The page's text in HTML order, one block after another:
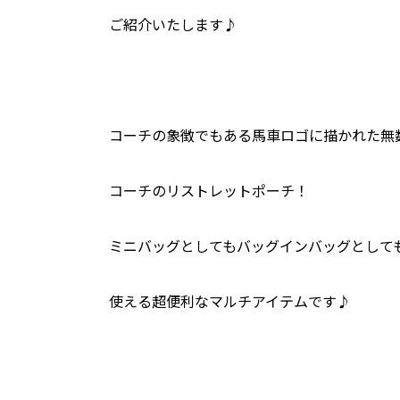
ご紹介いたします♪
コーチの象徴でもある馬車ロゴに描かれた
コーチのリストレットポーチ！
ミニバッグとしてもバッグインバッグとして
使える超便利なマルチアイテムです♪